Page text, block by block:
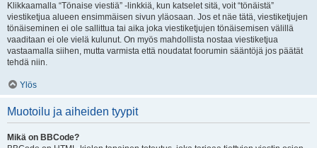
Klikkaamalla “Tönaise viestiä” -linkkiä, kun katselet sitä, voit “tönäistä”
viestiketjua alueen ensimmäisen sivun yläosaan. Jos et näe tätä, viestiketjujen
tönäiseminen ei ole sallittua tai aika joka viestiketjujen tönäisemisen välillä
vaaditaan ei ole vielä kulunut. On myös mahdollista nostaa viestiketjua
vastaamalla siihen, mutta varmista että noudatat foorumin sääntöjä jos päätät
tehdä niin.
Ylös
Muotoilu ja aiheiden tyypit
Mikä on BBCode?